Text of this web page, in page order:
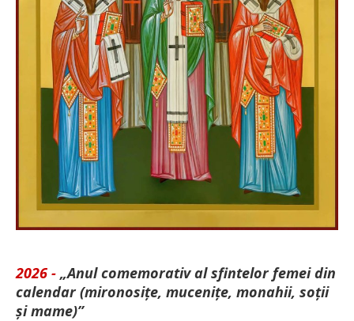
2026 - „Anul comemorativ al sfintelor femei din
calendar (mironosițe, mu­cenițe, monahii, soții
și mame)”